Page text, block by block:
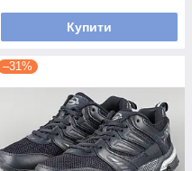
Купити
–31%